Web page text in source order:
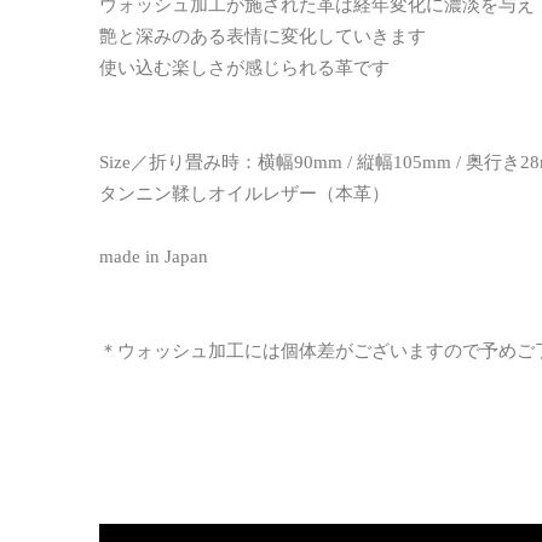
ウォッシュ加工が施された革は経年変化に濃淡を与え
艶と深みのある表情に変化していきます
使い込む楽しさが感じられる革です
Size／折り畳み時：横幅90mm / 縦幅105mm / 奥行き
タンニン鞣しオイルレザー（本革）
made in Japan
＊ウォッシュ加工には個体差がございますので予めご